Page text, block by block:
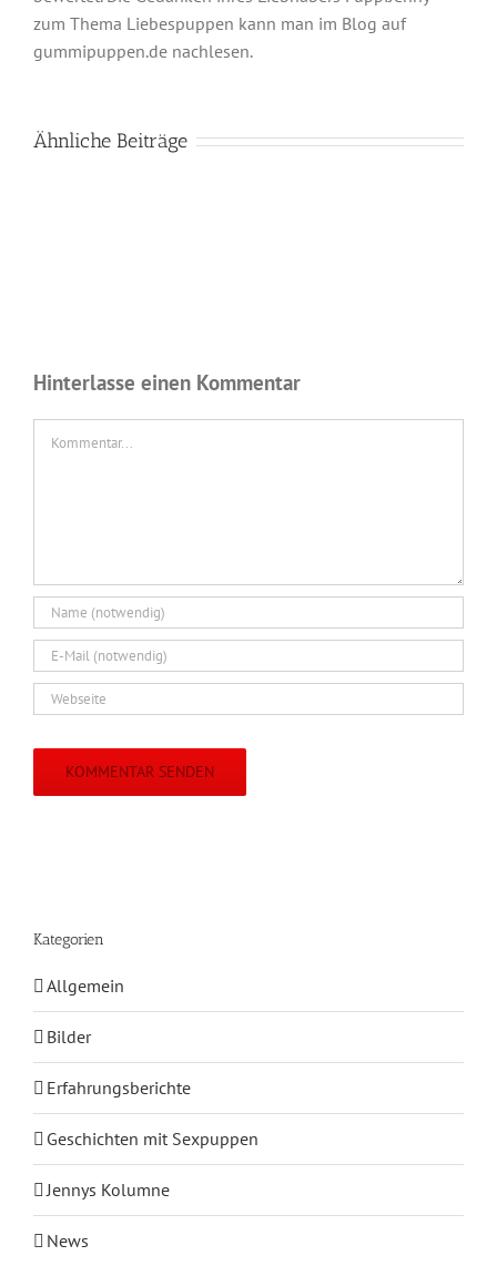
zum Thema Liebespuppen kann man im Blog auf
gummipuppen.de nachlesen.
Ähnliche Beiträge
Hinterlasse einen Kommentar
Kategorien
Allgemein
Bilder
Erfahrungsberichte
Geschichten mit Sexpuppen
Jennys Kolumne
News